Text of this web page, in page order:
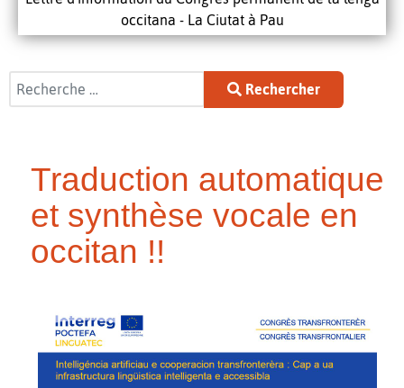
occitana - La Ciutat à Pau
Rechercher
Rechercher
Traduction automatique
et synthèse vocale en
occitan !!